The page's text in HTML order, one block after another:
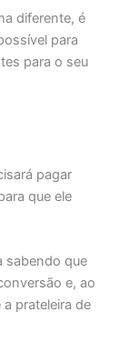
diferente, é
para
para o seu
pagar
que ele
sabendo que
e, ao
prateleira de